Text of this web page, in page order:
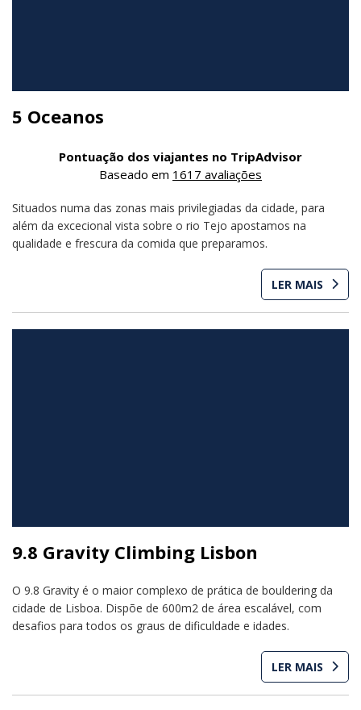
5 Oceanos
Pontuação dos viajantes no TripAdvisor
Baseado em 1617 avaliações
Situados numa das zonas mais privilegiadas da cidade, para
além da excecional vista sobre o rio Tejo apostamos na
qualidade e frescura da comida que preparamos.
LER MAIS
9.8 Gravity Climbing Lisbon
O 9.8 Gravity é o maior complexo de prática de bouldering da
cidade de Lisboa. Dispõe de 600m2 de área escalável, com
desafios para todos os graus de dificuldade e idades.
LER MAIS